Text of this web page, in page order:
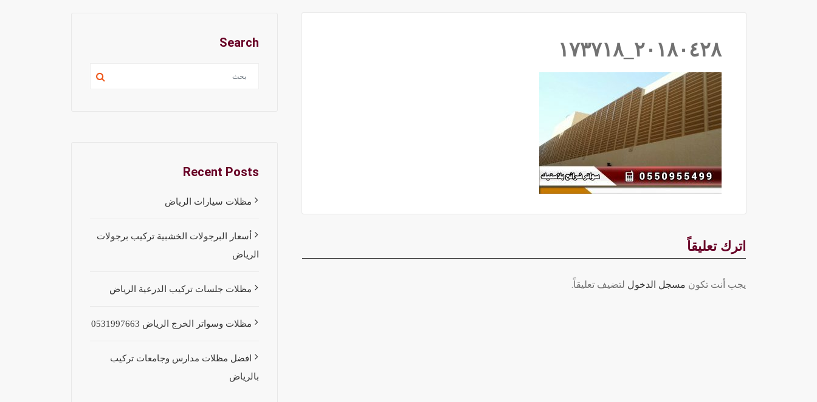
٢٠١٨٠٤٢٨_١٧٣٧١٨
اترك تعليقاً
يجب أنت تكون مسجل الدخول لتضيف تعليقاً.
Search
Recent Posts
مظلات سيارات الرياض
أسعار البرجولات الخشبية تركيب برجولات
الرياض
مظلات جلسات تركيب الدرعية الرياض
مظلات وسواتر الخرج الرياض 0531997663
افضل مظلات مدارس وجامعات تركيب
بالرياض